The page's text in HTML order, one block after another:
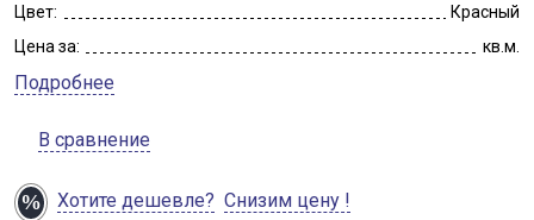
Цвет:
Красный
Цена за:
кв.м.
Подробнее
В сравнение
Хотите дешевле? Снизим цену !